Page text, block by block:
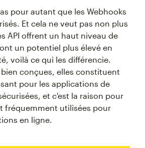
pour autant que les Webhooks
Et cela ne veut pas non plus
API offrent un haut niveau de
un potentiel plus élevé en
voilà ce qui les différencie.
conçues, elles constituent
pour les applications de
et c'est la raison pour
fréquemment utilisées pour
en ligne.